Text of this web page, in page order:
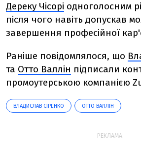
Дереку Чісорі одноголосним
після чого навіть допускав
завершення професійної
Раніше повідомлялося, що
та Отто Валлін підписали
промоутерською компанією
ВЛАДИСЛАВ СІРЕНКО ОТТО ВАЛЛІН
РЕКЛАМА: